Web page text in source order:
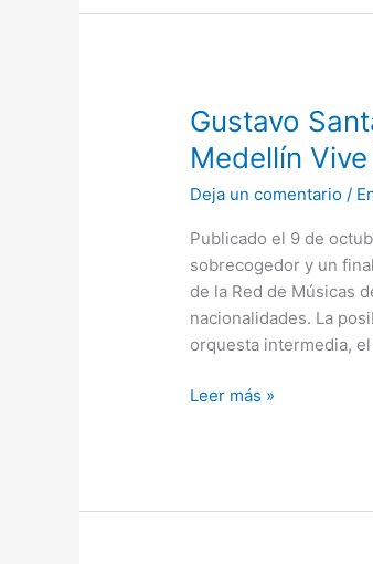
Gustavo
Medellín
Deja un comentario /
Publicado el 9 de
sobrecogedor y un
de la Red de Músicas
nacionalidades. La
orquesta intermedia,
Gustavo
inauguró
anoche
Festival
Medellín
Vive
la
Música
Leer más »